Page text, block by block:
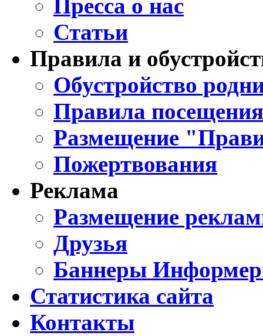
Пресса о нас
Статьи
Правила и
Обустройство
Правила
Размещение
Пожертвования
Реклама
Размещение
Друзья
Баннеры
Статистика сайта
Контакты